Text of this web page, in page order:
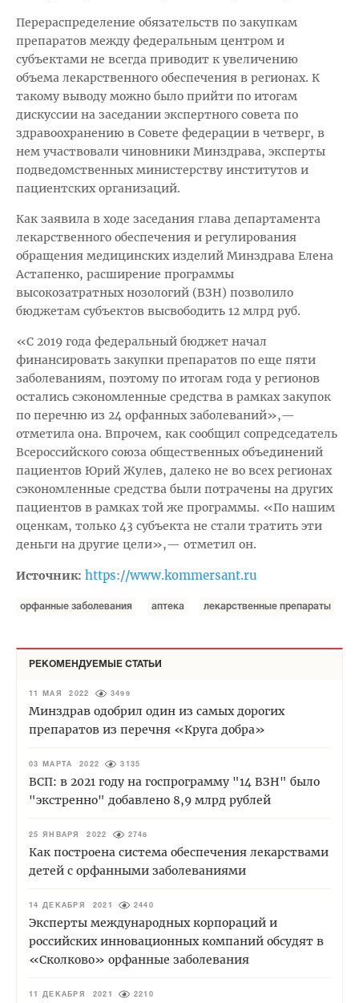
Перераспределение обязательств по закупкам
препаратов между федеральным центром и
субъектами не всегда приводит к увеличению
объема лекарственного обеспечения в регионах. К
такому выводу можно было прийти по итогам
дискуссии на заседании экспертного совета по
здравоохранению в Совете федерации в четверг, в
нем участвовали чиновники Минздрава, эксперты
подведомственных министерству институтов и
пациентских организаций.
Как заявила в ходе заседания глава департамента
лекарственного обеспечения и регулирования
обращения медицинских изделий Минздрава Елена
Астапенко, расширение программы
высокозатратных нозологий (ВЗН) позволило
бюджетам субъектов высвободить 12 млрд руб.
«С 2019 года федеральный бюджет начал
финансировать закупки препаратов по еще пяти
заболеваниям, поэтому по итогам года у регионов
остались сэкономленные средства в рамках закупок
по перечню из 24 орфанных заболеваний»,—
отметила она. Впрочем, как сообщил сопредседатель
Всероссийского союза общественных объединений
пациентов Юрий Жулев, далеко не во всех регионах
сэкономленные средства были потрачены на других
пациентов в рамках той же программы. «По нашим
оценкам, только 43 субъекта не стали тратить эти
деньги на другие цели»,— отметил он.
Источник: https://www.kommersant.ru
орфанные заболевания аптека лекарственные препараты
РЕКОМЕНДУЕМЫЕ СТАТЬИ
11 МАЯ 2022 3499
Минздрав одобрил один из самых дорогих
препаратов из перечня «Круга добра»
03 МАРТА 2022 3135
ВСП: в 2021 году на госпрограмму "14 ВЗН" было
"экстренно" добавлено 8,9 млрд рублей
25 ЯНВАРЯ 2022 2748
Как построена система обеспечения лекарствами
детей с орфанными заболеваниями
14 ДЕКАБРЯ 2021 2440
Эксперты международных корпораций и
российских инновационных компаний обсудят в
«Сколково» орфанные заболевания
11 ДЕКАБРЯ 2021 2210